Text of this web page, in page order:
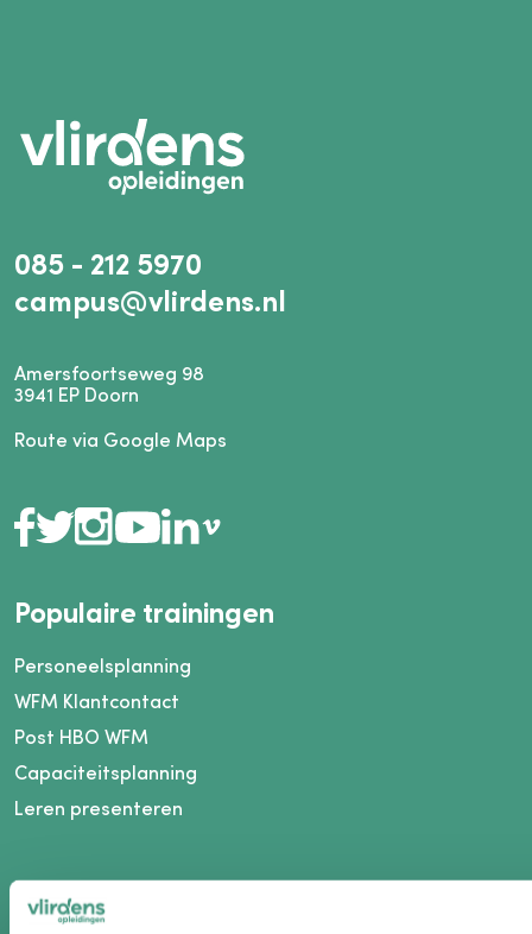
085 - 212 5970
campus@vlirdens.nl
Amersfoortseweg 98
3941 EP Doorn
Route via Google Maps
Populaire trainingen
Personeelsplanning
WFM Klantcontact
Post HBO WFM
Capaciteitsplanning
Leren presenteren
Vlirdens